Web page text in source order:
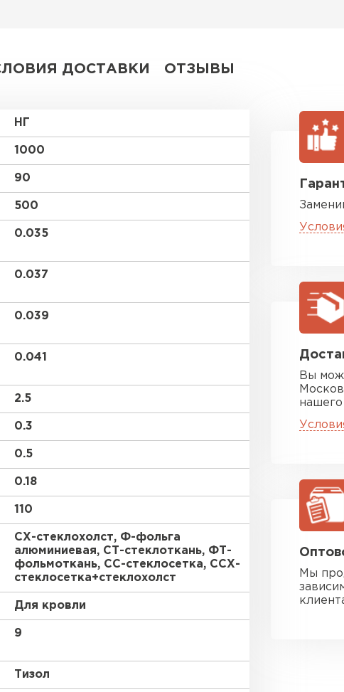
ДОСТАВКИ ОТЗЫВЫ
НГ
1000
90
500
0.035
0.037
0.039
0.041
2.5
0.3
0.5
0.18
110
СХ-стеклохолст, Ф-фольга
алюминиевая, СТ-стеклоткань, ФТ-
фольмоткань, СС-стеклосетка, ССХ-
стеклосетка+стеклохолст
Для кровли
9
Тизол
Вы
Мы
ПЕРЕЙТИ
Рулонная
ПЕРЕЙТИ
ПЕРЕЙТИ
Утеплитель
ПЕРЕЙТИ
ПЕРЕЙТИ